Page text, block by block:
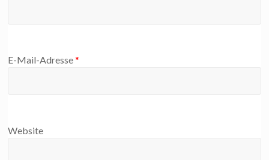
E-Mail-Adresse*
Website